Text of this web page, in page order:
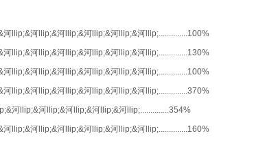
llip;&河llip;&河llip;&河llip;&河llip;&河llip;..............100%
llip;&河llip;&河llip;&河llip;&河llip;&河llip;..............130%
llip;&河llip;&河llip;&河llip;&河llip;&河llip;..............100%
llip;&河llip;&河llip;&河llip;&河llip;&河llip;..............370%
河llip;&河llip;&河llip;&河llip;&河llip;..............354%
llip;&河llip;&河llip;&河llip;&河llip;&河llip;..............160%